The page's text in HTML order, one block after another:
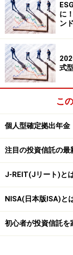
ら徐々に運用に
タイミング
投資ビギナーに
です。うっかり
ありません。し
値掴みの失敗を
積立投資の大事
ていく」こと。
い口数を、高い
も、平均購入価
れを「ドル・コ
に
ン
式
こ
個人型確定拠出年金
注目の投資信託の最
J-REIT(Jリート)と
NISA(日本版ISA)と
初心者が投資信託を